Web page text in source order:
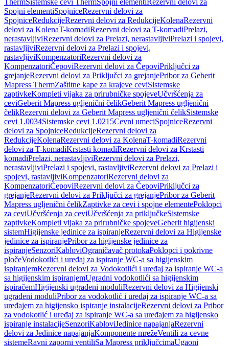
ThermSistemske cevi ThermSpojni elementi Rezervni delovi za
Spojni elementiSpojniceRezervni delovi za
SpojniceRedukcijeRezervni delovi za RedukcijeKolenaRezervni
delovi za KolenaT-komadiRezervni delovi za T-komadiPrelazi,
nerastavljiviRezervni delovi za Prelazi, nerastavljiviPrelazi i spojevi,
rastavljiviRezervni delovi za Prelazi i spojevi,
rastavljiviKompenzatoriRezervni delovi za
KompenzatoriČepoviRezervni delovi za ČepoviPriključci za
grejanjeRezervni delovi za Priključci za grejanjePribor za Geberit
Mapress ThermZaštitne kape za krajeve ceviSistemske
zaptivkeKompleti vijaka za prirubničke spojeveUčvršćenja za
ceviGeberit Mapress ugljenični čelikGeberit Mapress ugljenični
čelikRezervni delovi za Geberit Mapress ugljenični čelikSistemske
cevi 1.0034Sistemske cevi 1.0215Cevni umeciSpojniceRezervni
delovi za SpojniceRedukcijeRezervni delovi za
RedukcijeKolenaRezervni delovi za KolenaT-komadiRezervni
delovi za T-komadiKrstasti komadiRezervni delovi za Krstasti
komadiPrelazi, nerastavljiviRezervni delovi za Prelazi,
nerastavljiviPrelazi i spojevi, rastavljiviRezervni delovi za Prelazi i
spojevi, rastavljiviKompenzatoriRezervni delovi za
KompenzatoriČepoviRezervni delovi za ČepoviPriključci za
grejanjeRezervni delovi za Priključci za grejanjePribor za Geberit
Mapress ugljenični čelikZaptivke za cevi i spojne elementePoklopci
za ceviUčvršćenja za ceviUčvršćenja za priključkeSistemske
zaptivkeKompleti vijaka za prirubničke spojeveGeberit higijenski
sistemHigijenske jedinice za ispiranjeRezervni delovi za Higijenske
jedinice za ispiranjePribor za higijenske jedinice za
ispiranjeSenzoriKabloviOgraničavač protokaPoklopci i pokrivne
pločeVodokotlići i uređaj za ispiranje WC-a sa higijenskim
ispiranjemRezervni delovi za Vodokotlići i uređaj za ispiranje WC-a
sa higijenskim ispiranjemUgradni vodokotlići sa higijenskim
ispiračemHigijenski ugrađeni moduliRezervni delovi za Higijenski
ugrađeni moduliPribor za vodokotlić i uređaj za ispiranje WC-a sa
uređajem za higijensko ispiranje instalacijeRezervni delovi za Pribor
za vodokotlić i uređaj za ispiranje WC-a sa uređajem za higijensko
ispiranje instalacijeSenzoriKabloviJedinice napajanjaRezervni
delovi za Jedinice napajanjaKomponente mrežeVentili za cevne
sistemeRavni zaporni ventiliSa Mapress priključcimaUgaoni